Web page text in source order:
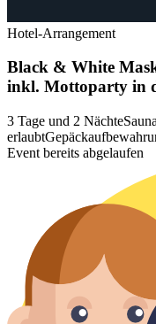
Hotel-Arrangement
Black & White
inkl. Mottoparty in
3 Tage und 2 NächteSauna
erlaubt
Event bereits abgelaufen